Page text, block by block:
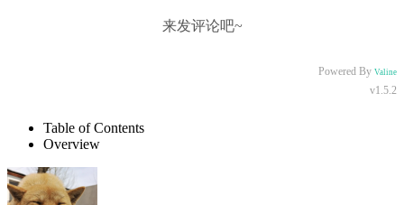
来发评论吧~
Powered By Valine
v1.5.2
Table of Contents
Overview